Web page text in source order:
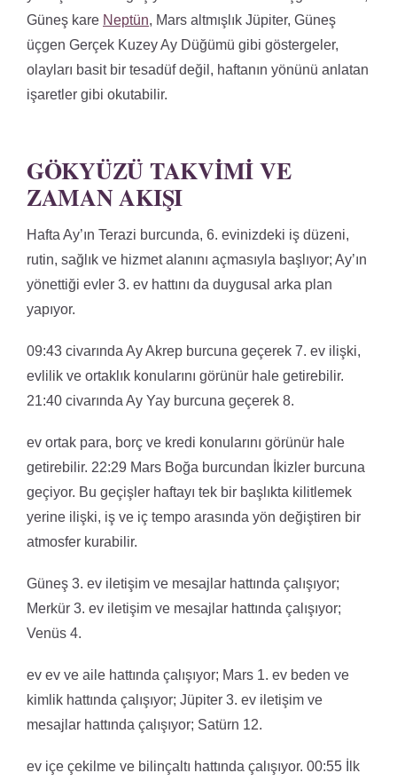
Güneş kare Neptün, Mars altmışlık Jüpiter, Güneş
üçgen Gerçek Kuzey Ay Düğümü gibi göstergeler,
olayları basit bir tesadüf değil, haftanın yönünü anlatan
işaretler gibi okutabilir.
GÖKYÜZÜ TAKVIMI VE
ZAMAN AKIŞI
Hafta Ay’ın Terazi burcunda, 6. evinizdeki iş düzeni,
rutin, sağlık ve hizmet alanını açmasıyla başlıyor; Ay’ın
yönettiği evler 3. ev hattını da duygusal arka plan
yapıyor.
09:43 civarında Ay Akrep burcuna geçerek 7. ev ilişki,
evlilik ve ortaklık konularını görünür hale getirebilir.
21:40 civarında Ay Yay burcuna geçerek 8.
ev ortak para, borç ve kredi konularını görünür hale
getirebilir. 22:29 Mars Boğa burcundan İkizler burcuna
geçiyor. Bu geçişler haftayı tek bir başlıkta kilitlemek
yerine ilişki, iş ve iç tempo arasında yön değiştiren bir
atmosfer kurabilir.
Güneş 3. ev iletişim ve mesajlar hattında çalışıyor;
Merkür 3. ev iletişim ve mesajlar hattında çalışıyor;
Venüs 4.
ev ev ve aile hattında çalışıyor; Mars 1. ev beden ve
kimlik hattında çalışıyor; Jüpiter 3. ev iletişim ve
mesajlar hattında çalışıyor; Satürn 12.
ev içe çekilme ve bilinçaltı hattında çalışıyor. 00:55 İlk